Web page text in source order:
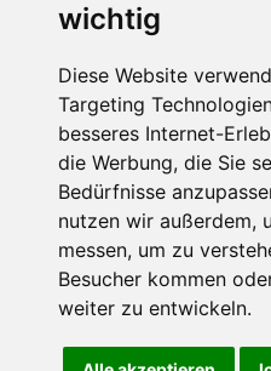
wichtig
Diese Website
Targeting
besseres Internet-
die Werbung, die Sie
Bedürfnisse
nutzen wir außerdem,
messen, um zu
Besucher kommen
weiter zu entwickeln.
CPost.org© 2013-2023 The Celebrity
Terms of Use Privacy | Cookies Policy(
About Us
Advertising
Contact Us
YouTube